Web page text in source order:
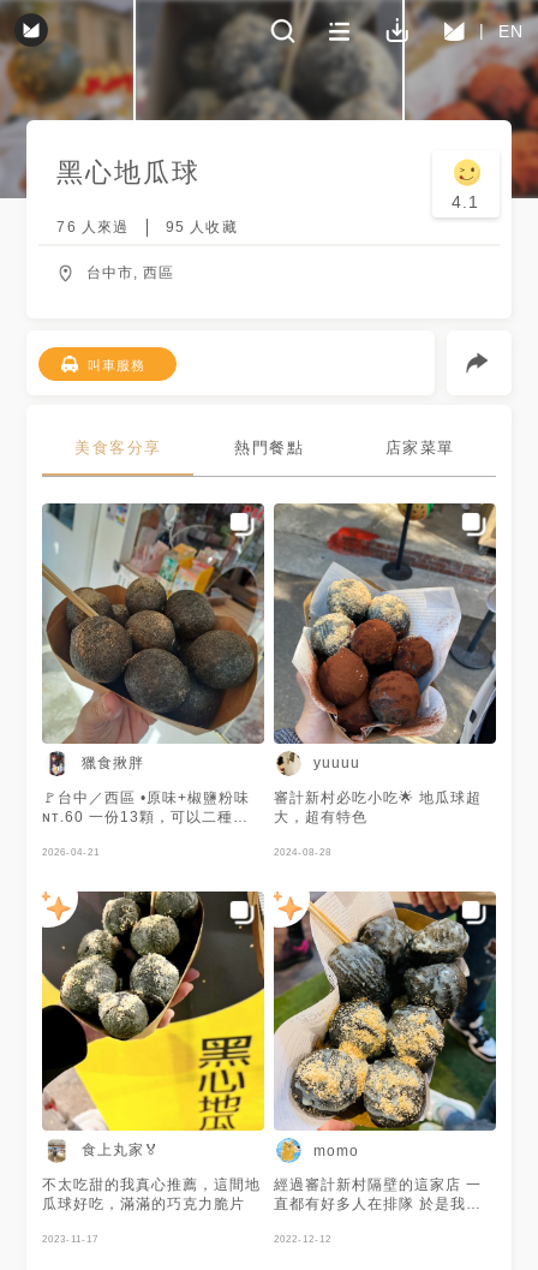
EN
黑心地瓜球
4.1
76 人來過 95 人收藏
台中市, 西區
叫車服務
美食客分享 熱門餐點 店家菜單
獵食揪胖
🚩台中／西區 •原味+椒鹽粉味
ɴᴛ.60 一份13顆，可以二種調
顆，外脆，但裡面是空心的，黑
吃，雖然排隊長，但也很快拿
到。 🛵2026.04.19
2026-04-21
yuuuu
審計新村必吃小吃🌟 地瓜球超
大，超有特色
2024-08-28
食上丸家🏅
不太吃甜的我真心推薦，這間地
瓜球好吃，滿滿的巧克力脆片
2023-11-17
momo
經過審計新村隔壁的這家店 一
直都有好多人在排隊 於是我們
瓜球 沒想到超級大顆 而且是脆
2022-12-12